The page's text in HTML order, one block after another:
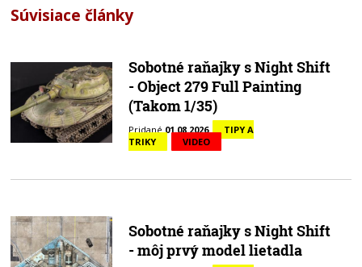
Súvisiace články
Sobotné raňajky s Night Shift
- Object 279 Full Painting
(Takom 1/35)
Pridané01.08.2026
TIPY A
TRIKY
VIDEO
Sobotné raňajky s Night Shift
- môj prvý model lietadla